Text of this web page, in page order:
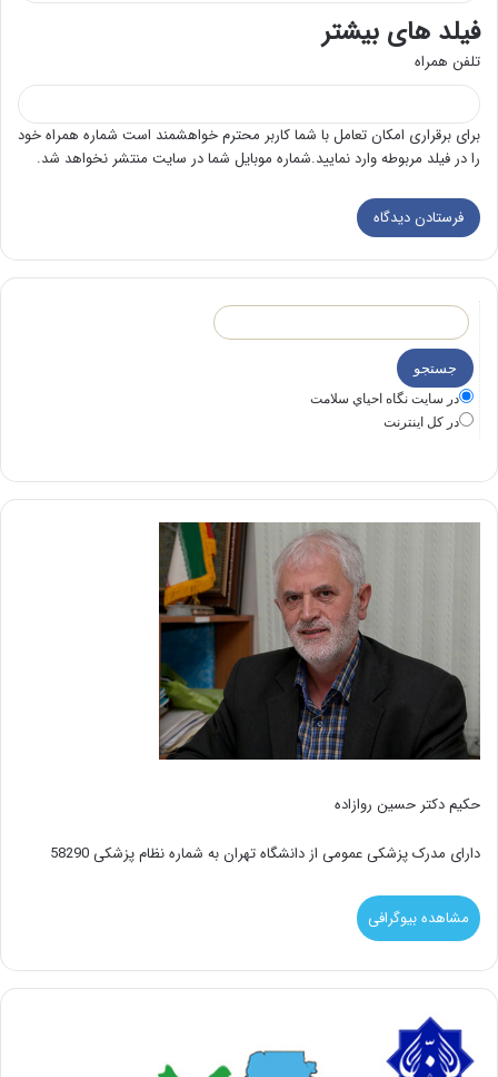
فیلد های بیشتر
تلفن همراه
برای برقراری امکان تعامل با شما کاربر محترم خواهشمند است شماره همراه خود
را در فیلد مربوطه وارد نمایید.شماره موبایل شما در سایت منتشر نخواهد شد.
در سايت نگاه احياي سلامت
در كل اينترنت
حکیم دکتر حسین روازاده
دارای مدرک پزشکی عمومی از دانشگاه تهران به شماره نظام پزشکی 58290
مشاهده بیوگرافی